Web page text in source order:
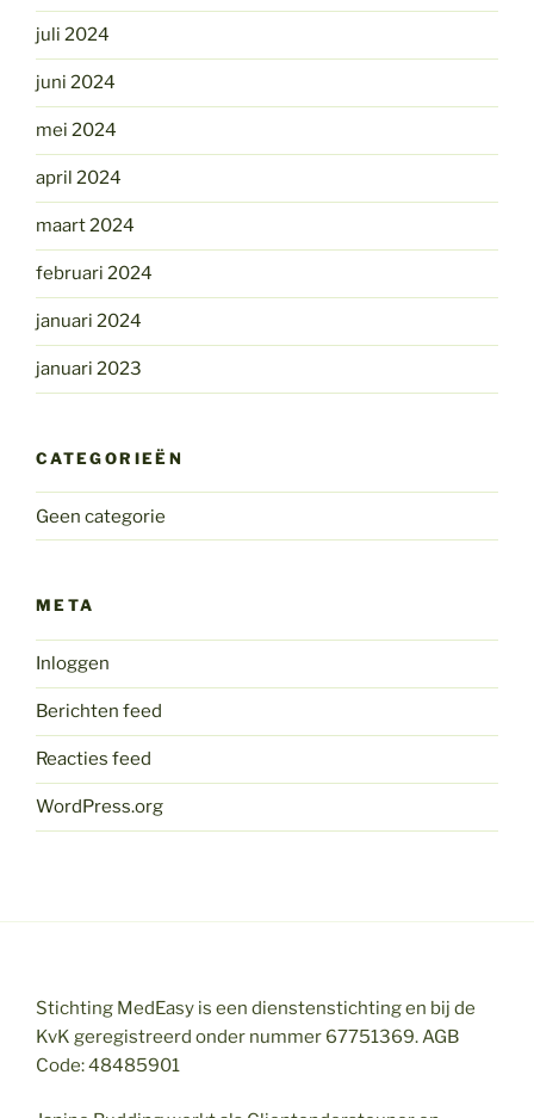
juli 2024
juni 2024
mei 2024
april 2024
maart 2024
februari 2024
januari 2024
januari 2023
CATEGORIEËN
Geen categorie
META
Inloggen
Berichten feed
Reacties feed
WordPress.org
Stichting MedEasy is een dienstenstichting en bij de
KvK geregistreerd onder nummer 67751369. AGB
Code: 48485901